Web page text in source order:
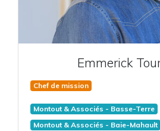
Emmerick
Chef de mission
Montout & Associés - Basse-Terre
Montout & Associés - Baie-Mahault